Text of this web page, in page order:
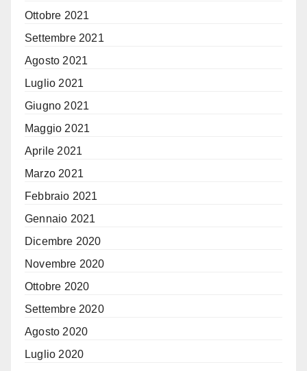
Ottobre 2021
Settembre 2021
Agosto 2021
Luglio 2021
Giugno 2021
Maggio 2021
Aprile 2021
Marzo 2021
Febbraio 2021
Gennaio 2021
Dicembre 2020
Novembre 2020
Ottobre 2020
Settembre 2020
Agosto 2020
Luglio 2020